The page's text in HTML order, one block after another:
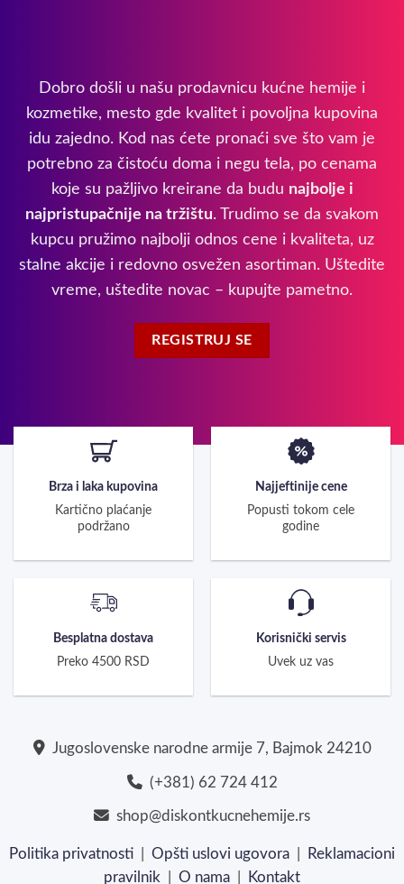
Dobro došli u našu prodavnicu kućne hemije i
kozmetike, mesto gde kvalitet i povoljna kupovina
idu zajedno. Kod nas ćete pronaći sve što vam je
potrebno za čistoću doma i negu tela, po cenama
koje su pažljivo kreirane da budu najbolje i
najpristupačnije na tržištu. Trudimo se da svakom
kupcu pružimo najbolji odnos cene i kvaliteta, uz
stalne akcije i redovno osvežen asortiman. Uštedite
vreme, uštedite novac – kupujte pametno.
REGISTRUJ SE
Brza i laka kupovina
Kartično plaćanje
podržano
Najjeftinije cene
Popusti tokom cele
godine
Besplatna dostava
Preko 4500 RSD
Korisnički servis
Uvek uz vas
Jugoslovenske narodne armije 7, Bajmok 24210
(+381) 62 724 412
shop@diskontkucnehemije.rs
Politika privatnosti Opšti uslovi ugovora
Reklamacioni
pravilnik
O nama Kontakt